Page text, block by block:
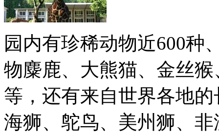
园内有珍稀动物近600种
物麋鹿、大熊猫、金丝
等，还有来自世界各地
海狮、鸵鸟、美州狮、